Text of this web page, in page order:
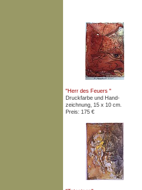
"Herr des Feuers "
Druckfarbe und Hand-
zeichnung, 15 x 10 cm.
Preis: 175 €